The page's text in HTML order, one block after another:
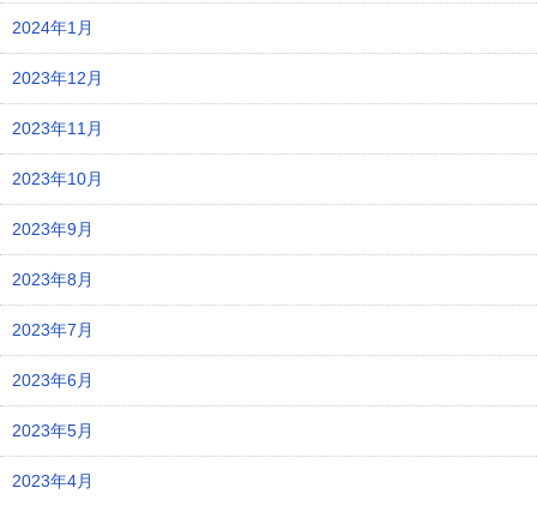
2024年1月
2023年12月
2023年11月
2023年10月
2023年9月
2023年8月
2023年7月
2023年6月
2023年5月
2023年4月